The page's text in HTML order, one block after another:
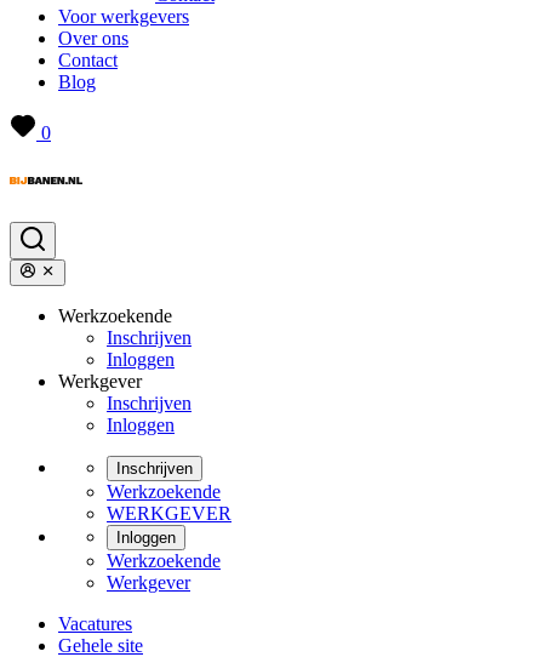
Voor werkgevers
Over ons
Contact
Blog
0
Werkzoekende
Inschrijven
Inloggen
Werkgever
Inschrijven
Inloggen
Inschrijven
Werkzoekende
WERKGEVER
Inloggen
Werkzoekende
Werkgever
Vacatures
Gehele site